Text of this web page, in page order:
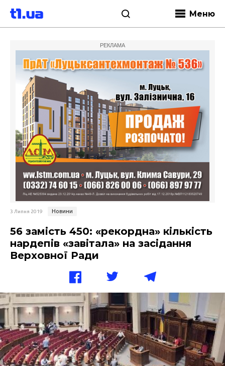
Меню
РЕКЛАМА
3 Липня 2019 Новини
56 замість 450: «рекордна» кількість
нардепів «завітала» на засідання
Верховної Ради